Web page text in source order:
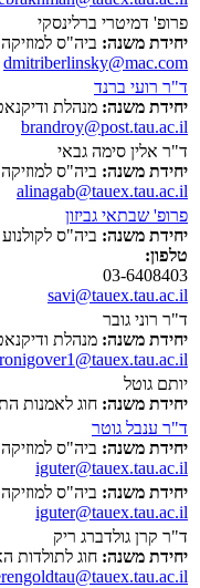
פרופ' דמיטרי ברלינסקי
יחידת משנה: ביה"ס
dmitriberlinsky@mac.com
ד"ר רועי ברנד
יחידת משנה: מנהלת
brandroy@post.tau.ac.il
ד"ר אלין סימה גבאי
יחידת משנה: ביה"ס
alinagab@tauex.tau.ac.il
פרופ' שבתאי גביזון
יחידת משנה: ביה"ס
טלפון:
03-6408403
savi@tauex.tau.ac.il
ד"ר רוני גובר
יחידת משנה: מנהלת
ronigover1@tauex.tau.ac.il
יותם גוטל
יחידת משנה: חוג לאמנות
ד"ר ענבל גוטר
יחידת משנה: ביה"ס
iguter@tauex.tau.ac.il
יחידת משנה: ביה"ס
iguter@tauex.tau.ac.il
ד"ר קרן גולדברג ריק
יחידת משנה: חוג לתולדות